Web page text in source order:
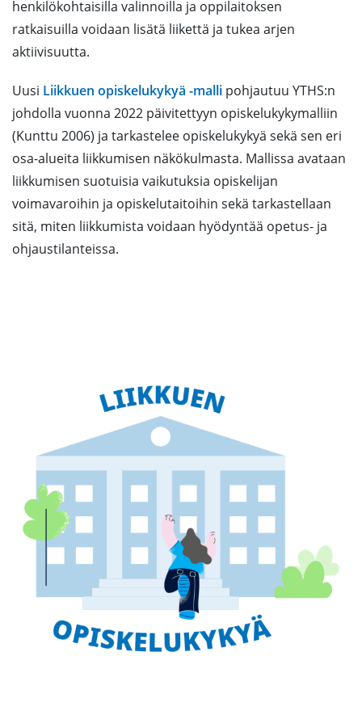
henkilökohtaisilla valinnoilla ja oppilaitoksen
ratkaisuilla voidaan lisätä liikettä ja tukea arjen
aktiivisuutta.
Uusi Liikkuen opiskelukykyä -malli pohjautuu YTHS:n
johdolla vuonna 2022 päivitettyyn opiskelukykymalliin
(Kunttu 2006) ja tarkastelee opiskelukykyä sekä sen eri
osa-alueita liikkumisen näkökulmasta. Mallissa avataan
liikkumisen suotuisia vaikutuksia opiskelijan
voimavaroihin ja opiskelutaitoihin sekä tarkastellaan
sitä, miten liikkumista voidaan hyödyntää opetus- ja
ohjaustilanteissa.